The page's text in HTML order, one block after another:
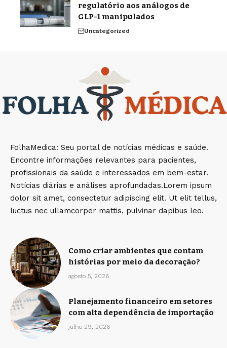
regulatório aos análogos de
GLP-1 manipulados
Uncategorized
FolhaMedica: Seu portal de notícias médicas e saúde.
Encontre informações relevantes para pacientes,
profissionais da saúde e interessados em bem-estar.
Notícias diárias e análises aprofundadas.Lorem ipsum
dolor sit amet, consectetur adipiscing elit. Ut elit tellus,
luctus nec ullamcorper mattis, pulvinar dapibus leo.
Como criar ambientes que contam
histórias por meio da decoração?
agosto 5, 2026
Planejamento financeiro em setores
com alta dependência de importação
julho 29, 2026